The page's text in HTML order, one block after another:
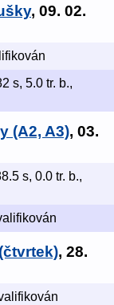
, 09. 02.
s, 5.0 tr. b.,
(A2, A3), 03.
s, 0.0 tr. b.,
, 28.